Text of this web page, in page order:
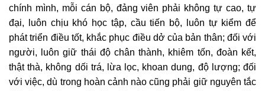
chính mình, mỗi cán bộ, đảng viên phải không tự cao, tự
đại, luôn chịu khó học tập, cầu tiến bộ, luôn tự kiểm để
phát triển điều tốt, khắc phục điều dở của bản thân; đối với
người, luôn giữ thái độ chân thành, khiêm tốn, đoàn kết,
thật thà, không dối trá, lừa lọc, khoan dung, độ lượng; đối
với việc, dù trong hoàn cảnh nào cũng phải giữ nguyên tắc